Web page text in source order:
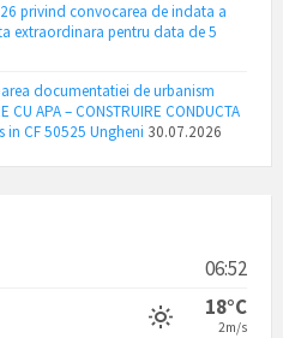
privind convocarea de indata a
extraordinara pentru data de 5
documentatiei de urbanism
CU APA – CONSTRUIRE CONDUCTA
in CF 50525 Ungheni 30.07.2026
06:52
18°C
2m/s